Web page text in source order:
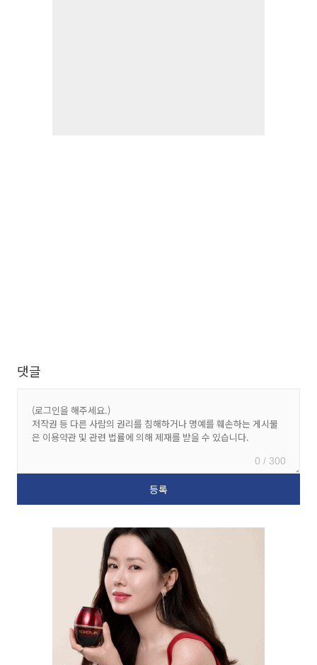
댓글
0 / 300